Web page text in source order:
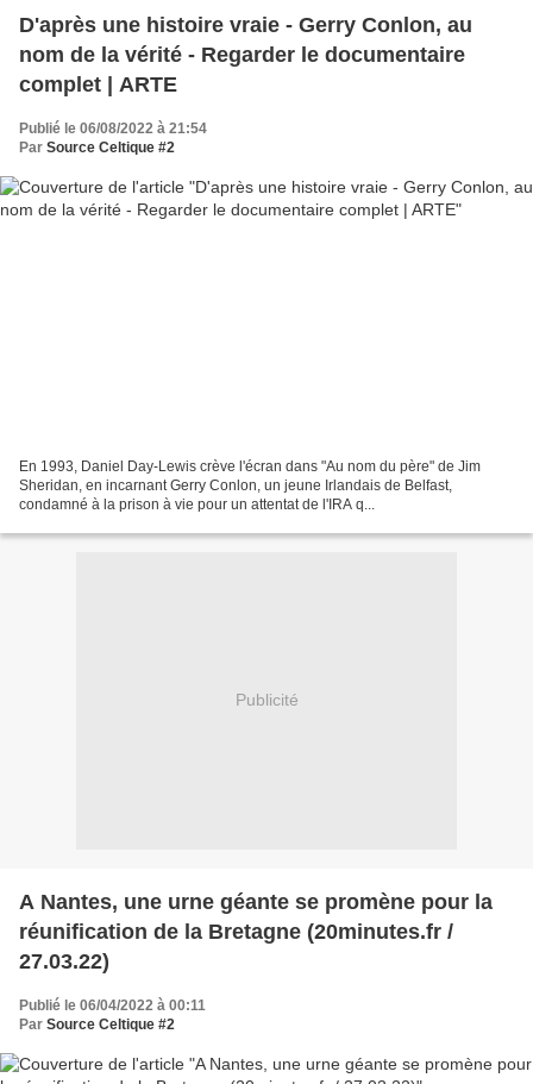
D'après une histoire vraie - Gerry Conlon, au
nom de la vérité - Regarder le documentaire
complet | ARTE
Publié le 06/08/2022 à 21:54
Par Source Celtique #2
En 1993, Daniel Day-Lewis crève l'écran dans "Au nom du père" de Jim
Sheridan, en incarnant Gerry Conlon, un jeune Irlandais de Belfast,
condamné à la prison à vie pour un attentat de l'IRA q...
Publicité
A Nantes, une urne géante se promène pour la
réunification de la Bretagne (20minutes.fr /
27.03.22)
Publié le 06/04/2022 à 00:11
Par Source Celtique #2